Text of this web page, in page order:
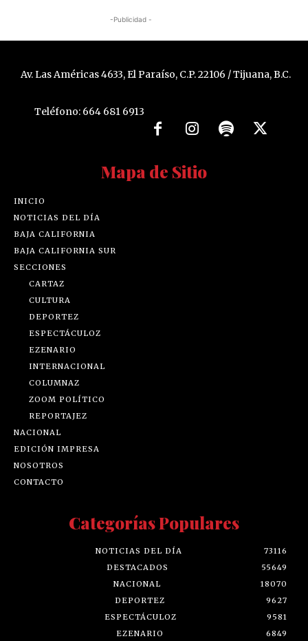
-Publicidad -
Av. Las Américas 4633, El Paraíso, C.P. 22106 / Tijuana, B.C.
Teléfono: 664 681 6913
Mapa de Sitio
INICIO
NOTICIAS DEL DÍA
BAJA CALIFORNIA
BAJA CALIFORNIA SUR
SECCIONES
CARTAZ
CULTURA
DEPORTEZ
ESPECTÁCULOZ
EZENARIO
INTERNACIONAL
COLUMNAZ
ZOOM POLÍTICO
REPORTAJEZ
NACIONAL
EDICIÓN IMPRESA
NOSOTROS
CONTACTO
Categorías Populares
NOTICIAS DEL DÍA
73116
DESTACADOS
55649
NACIONAL
18070
DEPORTEZ
9627
ESPECTÁCULOZ
9581
EZENARIO
6849